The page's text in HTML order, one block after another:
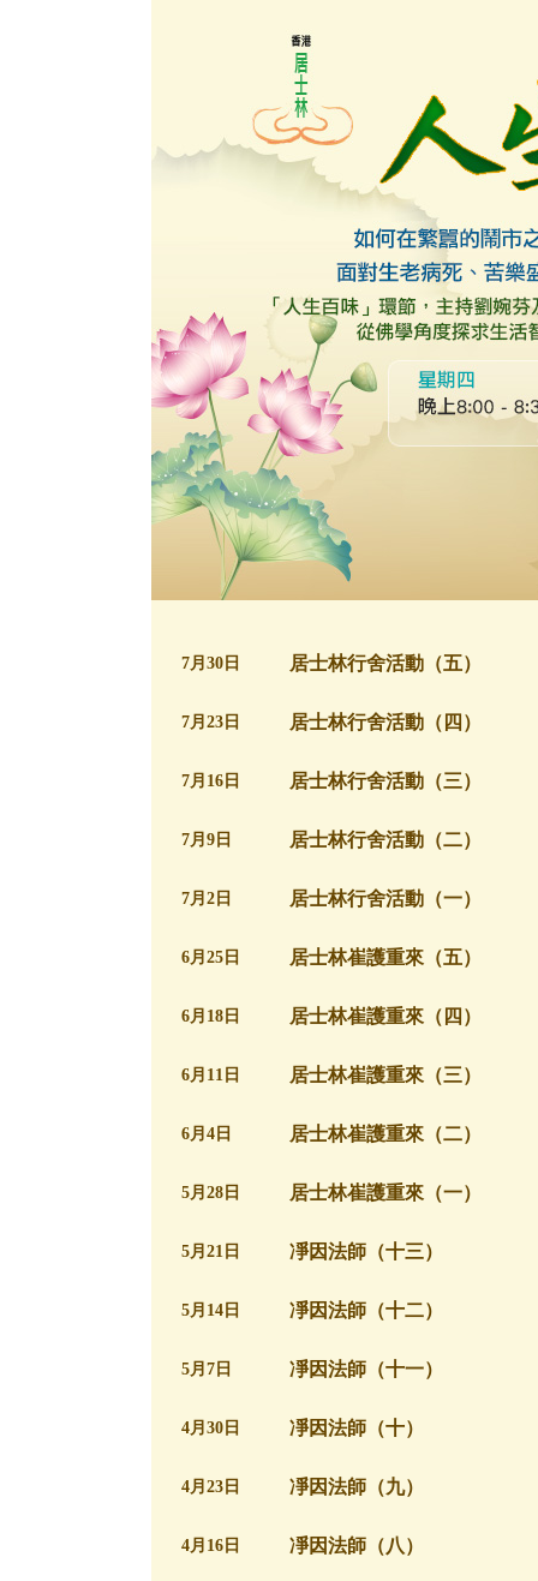
7月30日 居士林行舍活動（五）
7月23日 居士林行舍活動（四）
7月16日 居士林行舍活動（三）
7月9日 居士林行舍活動（二）
7月2日 居士林行舍活動（一）
6月25日 居士林崔護重來（五）
6月18日 居士林崔護重來（四）
6月11日 居士林崔護重來（三）
6月4日 居士林崔護重來（二）
5月28日 居士林崔護重來（一）
5月21日 凈因法師（十三）
5月14日 凈因法師（十二）
5月7日 凈因法師（十一）
4月30日 凈因法師（十）
4月23日 凈因法師（九）
4月16日 凈因法師（八）